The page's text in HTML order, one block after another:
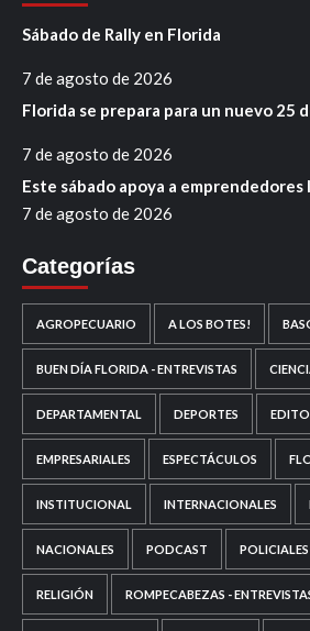
Sábado de Rally en Florida
7 de agosto de 2026
Florida se prepara para un nuevo 25
7 de agosto de 2026
Este sábado apoya a emprendedores
7 de agosto de 2026
Categorías
AGROPECUARIO A LOS BOTES!
BUEN DÍA FLORIDA - ENTREVISTAS
DEPARTAMENTAL DEPORTES
EMPRESARIALES ESPECTÁCULOS
INSTITUCIONAL INTERNACIONALES
NACIONALES PODCAST POLICIALES
RELIGIÓN ROMPECABEZAS -